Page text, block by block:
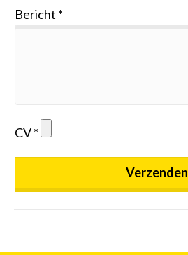
Bericht
CV
Verzenden